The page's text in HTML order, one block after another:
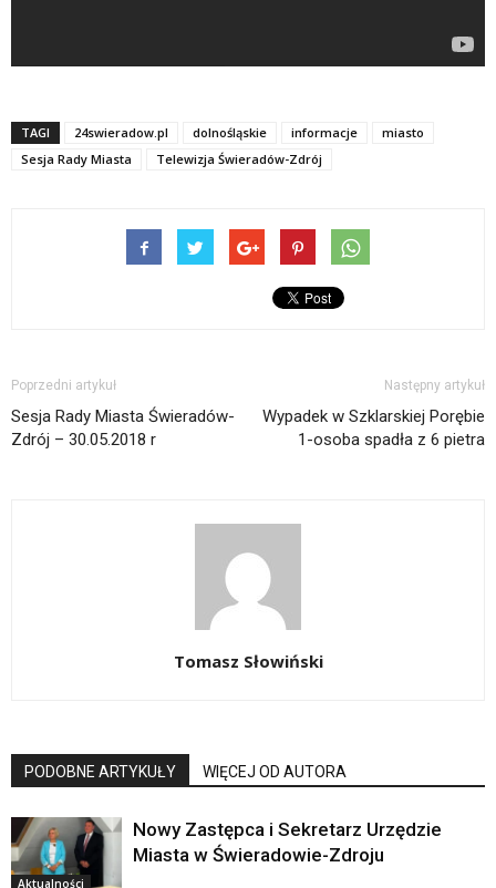
TAGI 24swieradow.pl dolnośląskie informacje
miasto
Sesja Rady Miasta
Telewizja Świeradów-Zdrój
Poprzedni artykuł
Sesja Rady Miasta Świeradów-
Zdrój – 30.05.2018 r
Następny artykuł
Wypadek w Szklarskiej Porębie
1-osoba spadła z 6 pietra
Tomasz Słowiński
PODOBNE ARTYKUŁY WIĘCEJ OD AUTORA
Aktualności
Nowy Zastępca i Sekretarz Urzędzie
Miasta w Świeradowie-Zdroju